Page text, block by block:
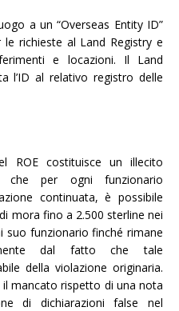
a un “Overseas Entity ID”
richieste al Land Registry e
e locazioni. Il Land
l’ID al relativo registro delle
ROE costituisce un illecito
per ogni funzionario
continuata, è possibile
mora fino a 2.500 sterline nei
suo funzionario finché rimane
dal fatto che tale
della violazione originaria.
mancato rispetto di una nota
di dichiarazioni false nel